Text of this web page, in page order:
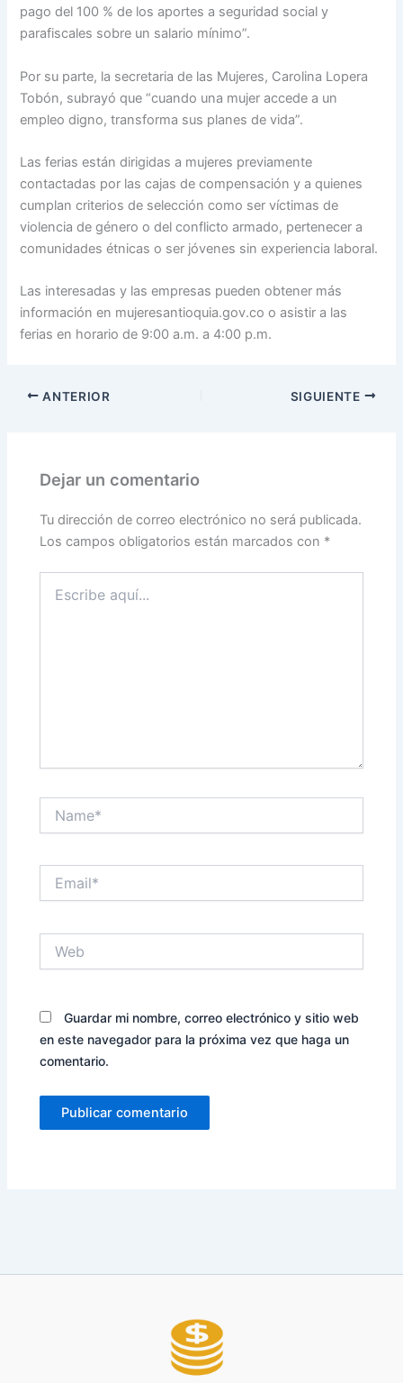
pago del 100 % de los aportes a seguridad social y
parafiscales sobre un salario mínimo”.
Por su parte, la secretaria de las Mujeres, Carolina Lopera
Tobón, subrayó que “cuando una mujer accede a un
empleo digno, transforma sus planes de vida”.
Las ferias están dirigidas a mujeres previamente
contactadas por las cajas de compensación y a quienes
cumplan criterios de selección como ser víctimas de
violencia de género o del conflicto armado, pertenecer a
comunidades étnicas o ser jóvenes sin experiencia laboral.
Las interesadas y las empresas pueden obtener más
información en mujeresantioquia.gov.co o asistir a las
ferias en horario de 9:00 a.m. a 4:00 p.m.
ANTERIOR SIGUIENTE
Dejar un comentario
Tu dirección de correo electrónico no será publicada.
Los campos obligatorios están marcados con *
aquí...
Guardar mi nombre, correo electrónico y sitio web
en este navegador para la próxima vez que haga un
comentario.